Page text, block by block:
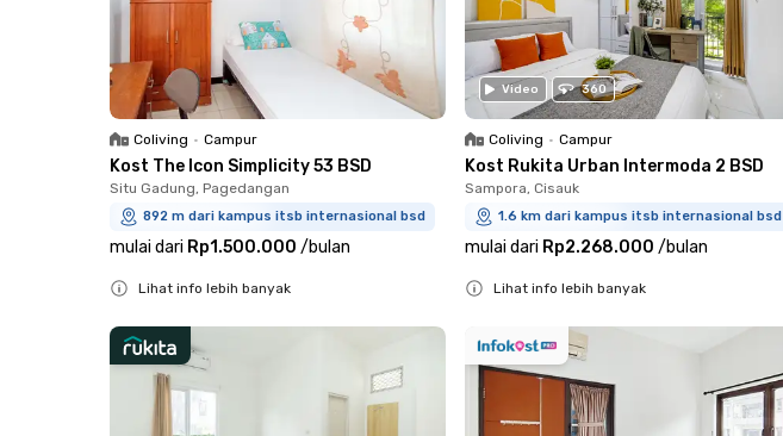
Coliving • Campur
Kost The Icon Simplicity 53 BSD
Situ Gadung, Pagedangan
892 m dari kampus itsb internasional bsd
mulai dari Rp1.500.000 /bulan
Lihat info lebih banyak
Video 360
Coliving • Campur
Kost Rukita Urban Intermoda 2 BSD
Sampora, Cisauk
1.6 km dari kampus itsb internasional bsd
mulai dari Rp2.268.000 /bulan
Lihat info lebih banyak